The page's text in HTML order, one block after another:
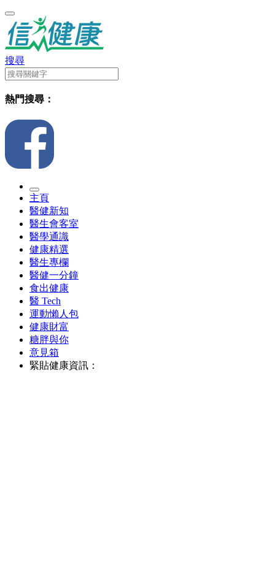
搜尋
熱門搜尋：
主頁
醫健新知
醫生會客室
醫學通識
健康精選
醫生專欄
醫健一分鐘
食出健康
醫 Tech
運動懶人包
健康財富
糖胖與你
意見箱
緊貼健康資訊：